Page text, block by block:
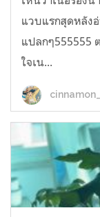
แวบแรกสุดหลัง
แปลกๆ555555
ใจเน...